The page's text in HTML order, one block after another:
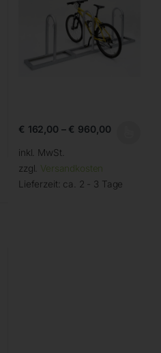
€ 162,00 – € 960,00
inkl. MwSt.
zzgl. Versandkosten
Lieferzeit: ca. 2 - 3 Tage